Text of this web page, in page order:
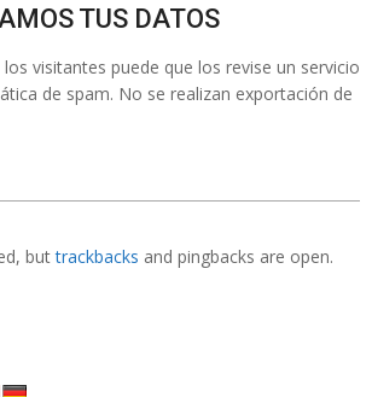
TUS DATOS
visitantes puede que los revise un servicio
de spam. No se realizan exportación de
buttrackbacks and pingbacks are open.